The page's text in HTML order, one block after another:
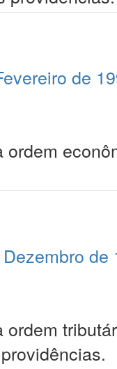
de
ordem
de
ordem